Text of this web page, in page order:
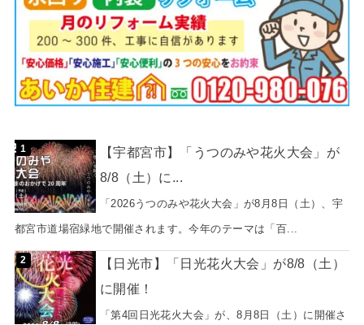
【宇都宮市】「うつのみや花火大会」が
8/8（土）に...
「2026うつのみや花火大会」が8月8日（土）、宇
都宮市道場宿緑地で開催されます。今年のテーマは「百...
【日光市】「日光花火大会」が8/8（土）
に開催！
「第4回日光花火大会」が、8月8日（土）に開催さ